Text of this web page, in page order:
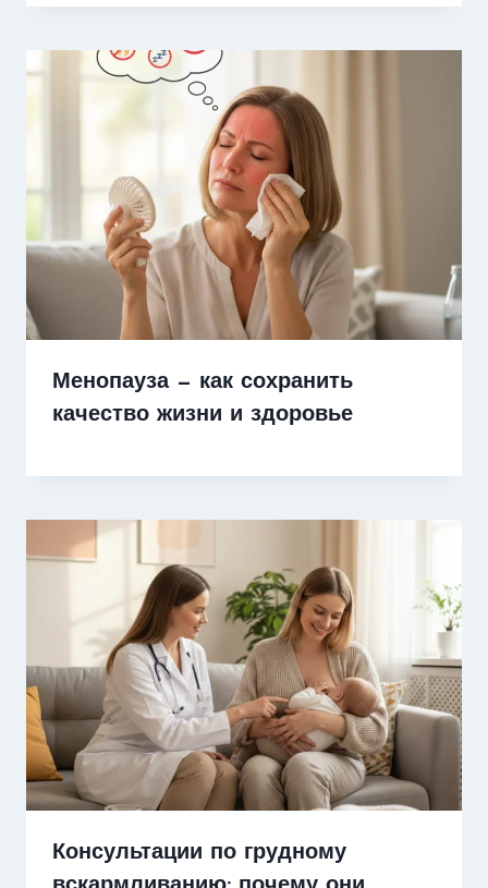
Менопауза — как сохранить
качество жизни и здоровье
Консультации по грудному